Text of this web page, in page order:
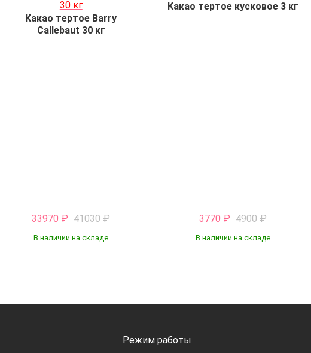
Какао тертое Barry
Callebaut 30 кг
33970 ₽ 41030₽
В наличии на складе
Какао тертое кусковое 3 кг
3770 ₽ 4900₽
В наличии на складе
Режим работы